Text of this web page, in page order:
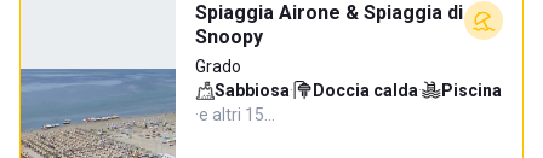
Spiaggia Airone & Spiaggia di
Snoopy
Grado
Sabbiosa· Doccia calda·
Piscina
·e altri 15…